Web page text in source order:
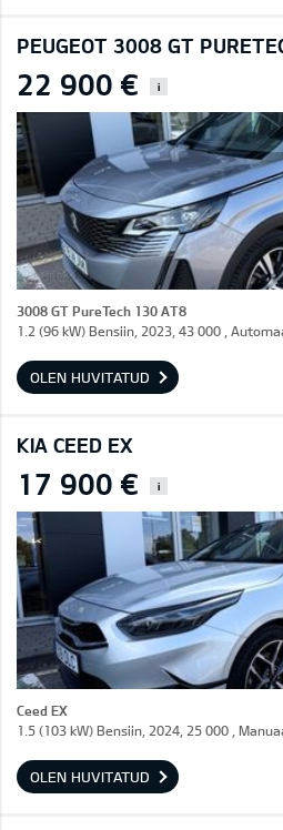
PEUGEOT 3008 GT
22 900 € i
3008 GT PureTech 130 AT8
1.2 (96 kW) Bensiin, 2023, 43 000 ,
OLEN HUVITATUD
KIA CEED EX
17 900 € i
Ceed EX
1.5 (103 kW) Bensiin, 2024, 25 000 ,
OLEN HUVITATUD